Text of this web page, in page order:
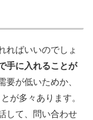
ればいいのでしょ
手に入れることが
要が低いためか、
が多々あります。
して、問い合わせ